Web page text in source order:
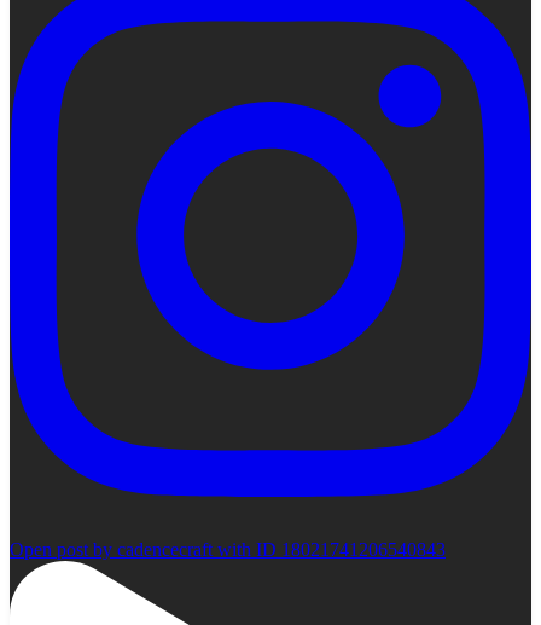
Open post by cadencecraft with ID 18021741206540843